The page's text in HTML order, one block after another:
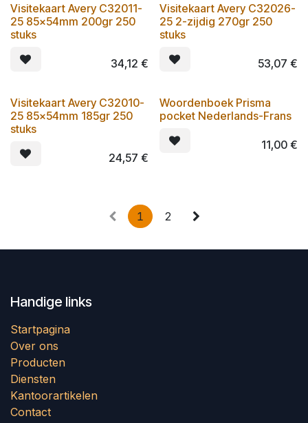
Visitekaart Avery C32011-
25 85x54mm 200gr 250
stuks
34,12 €
Visitekaart Avery C32026-
25 2-zijdig 270gr 250
stuks
53,07 €
Visitekaart Avery C32010-
25 85x54mm 185gr 250
stuks
24,57 €
Woordenboek Prisma
pocket Nederlands-Frans
11,00€
1 2
Handige links
Startpagina
Over ons
Producten
Diensten
Kantoorartikelen
Contact